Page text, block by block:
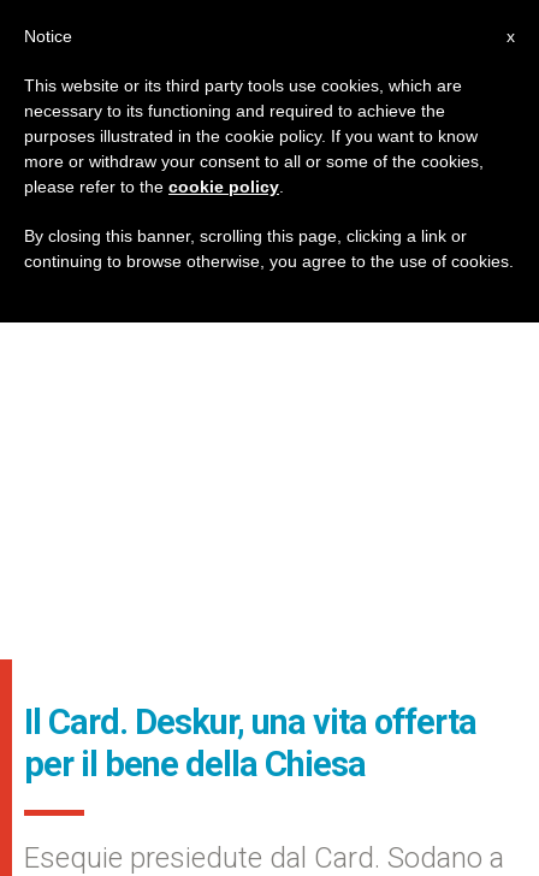
Il Card. Deskur, una vita offerta
per il bene della Chiesa
Esequie presiedute dal Card. Sodano a
x
Notice
This website or its third party tools use cookies, which are
necessary to its functioning and required to achieve the
purposes illustrated in the cookie policy. If you want to know
more or withdraw your consent to all or some of the cookies,
please refer to the cookie policy
By closing this banner, scrolling this page, clicking a link or
continuing to browse otherwise, you agree to the use of cookies.